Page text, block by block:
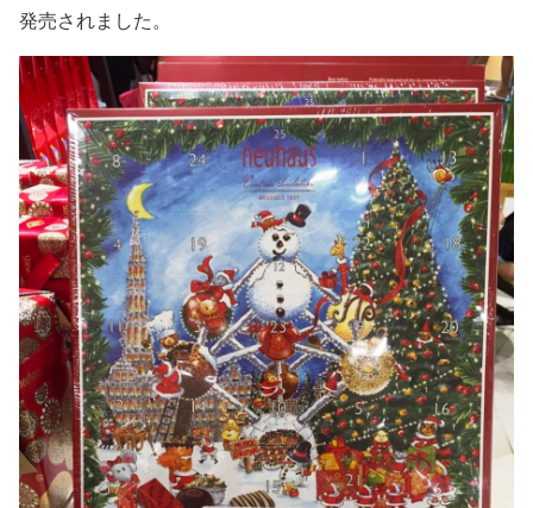
発売されました。